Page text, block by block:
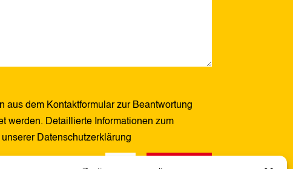
aus dem Kontaktformular zur Beantwortung
werden. Detaillierte Informationen zum
Datenschutzerklärung
13 + 6 = Senden